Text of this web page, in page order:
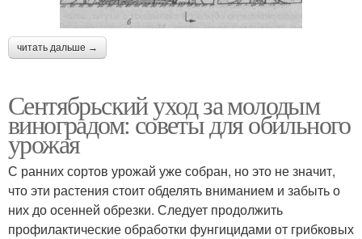
читать дальше →
Сентябрьский уход за молодым
виноградом: советы для обильного
урожая
С ранних сортов урожай уже собран, но это не значит,
что эти растения стоит обделять вниманием и забыть о
них до осенней обрезки. Следует продолжить
профилактические обработки фунгицидами от грибковых